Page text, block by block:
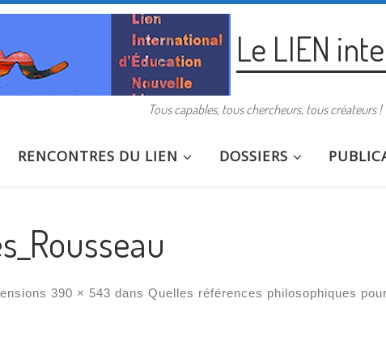
Le LIEN
Tous capables, tous chercheurs, tous créateurs !
RENCONTRES DU LIEN DOSSIERS
390 × 543 dans Quelles références philosophiques